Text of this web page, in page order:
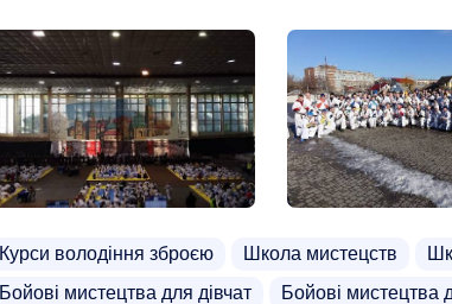
Курси володіння зброєю Школа мистецств
Бойові мистецтва для дівчат
Бойові мистецтва